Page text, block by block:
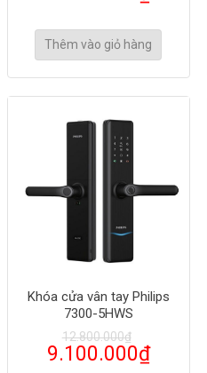
Thêm vào giỏ hàng
Khóa cửa vân tay Philips
7300-5HWS
12.800.000₫
9.100.000₫